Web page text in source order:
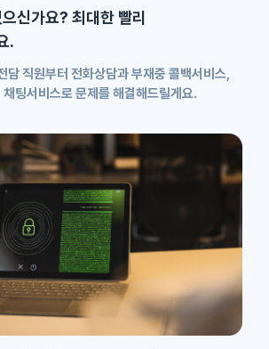
신가요? 최대한 빨리
.
담 직원부터 전화상담과 부재중 콜백서비스,
팅서비스로 문제를 해결해드릴게요.